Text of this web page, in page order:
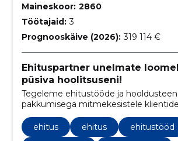
Maineskoor: 2860
Töötajaid: 3
Prognooskäive (2026): 319 114 €
Ehituspartner unelmate
püsiva hoolitsuseni!
Tegeleme ehitustööde ja
pakkumisega mitmekesistele
terviklikke lahendusi nii ehituse
keskkonnasõbraliku korrashoiu
ehitus ehitus
ehitustööd